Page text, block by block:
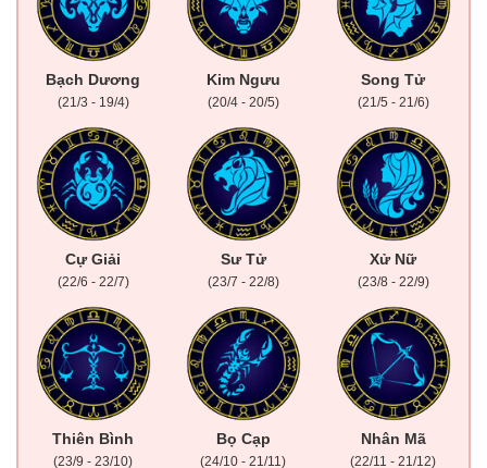
Bạch Dương
(21/3 - 19/4)
Kim Ngưu
(20/4 - 20/5)
Song Tử
(21/5 - 21/6)
Cự Giải
(22/6 - 22/7)
Sư Tử
(23/7 - 22/8)
Xử Nữ
(23/8 - 22/9)
Thiên Bình
(23/9 - 23/10)
Bọ Cạp
(24/10 - 21/11)
Nhân Mã
(22/11 - 21/12)